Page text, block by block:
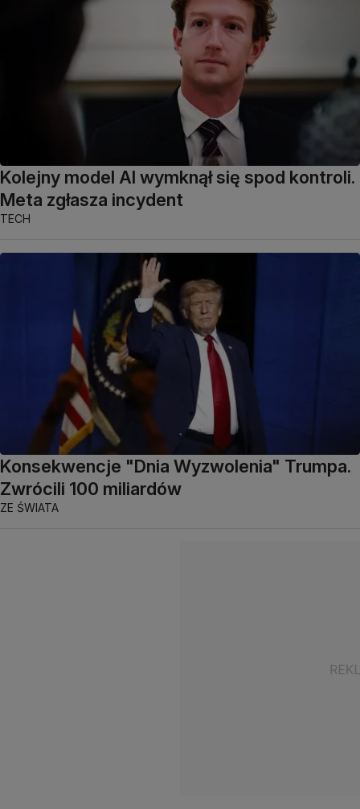
Kolejny model AI wymknął się spod kontroli.
Meta zgłasza incydent
TECH
Konsekwencje "Dnia Wyzwolenia" Trumpa.
Zwrócili 100 miliardów
ZE ŚWIATA